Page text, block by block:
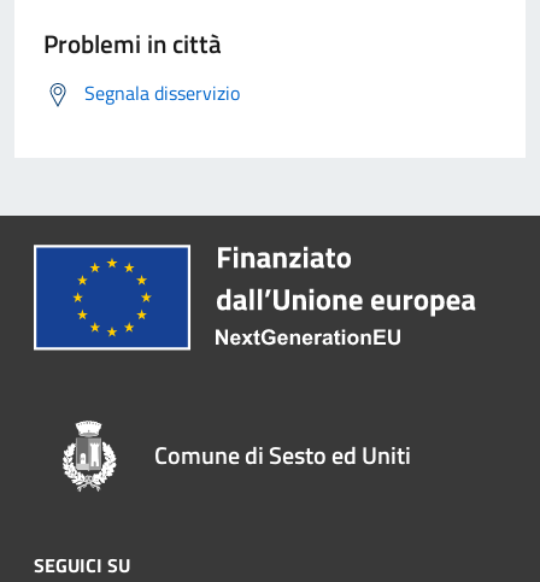
Problemi in città
Segnala disservizio
Comune di Sesto ed Uniti
SEGUICI SU